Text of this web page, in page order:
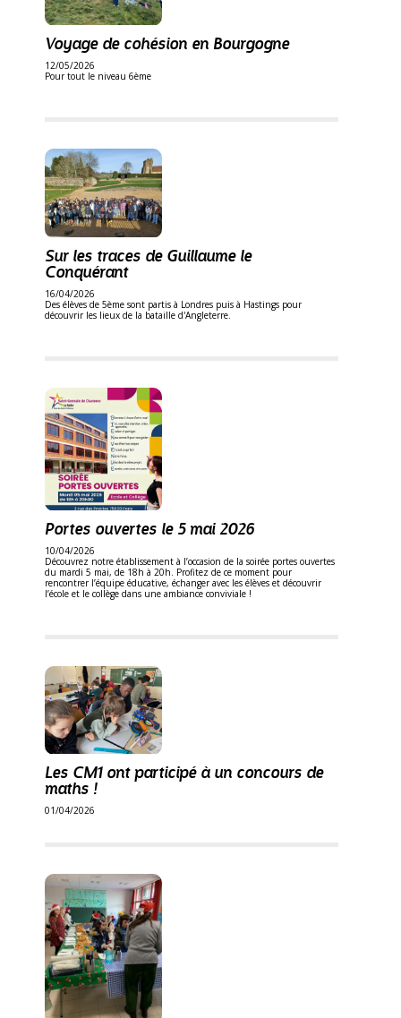
Voyage de cohésion en Bourgogne
12/05/2026
Pour tout le niveau 6ème
Sur les traces de Guillaume le
Conquérant
16/04/2026
Des élèves de 5ème sont partis à Londres puis à Hastings pour
découvrir les lieux de la bataille d'Angleterre.
Portes ouvertes le 5 mai 2026
10/04/2026
Découvrez notre établissement à l’occasion de la soirée portes ouvertes
du mardi 5 mai, de 18h à 20h. Profitez de ce moment pour
rencontrer l’équipe éducative, échanger avec les élèves et découvrir
l’école et le collège dans une ambiance conviviale !
Les CM1 ont participé à un concours de
maths !
01/04/2026